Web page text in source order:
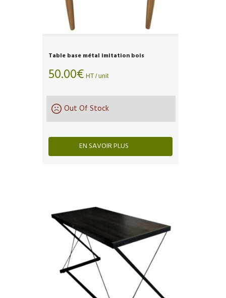
Table base métal imitation bois
50.00€ HT / unit
Out Of Stock
EN SAVOIR PLUS